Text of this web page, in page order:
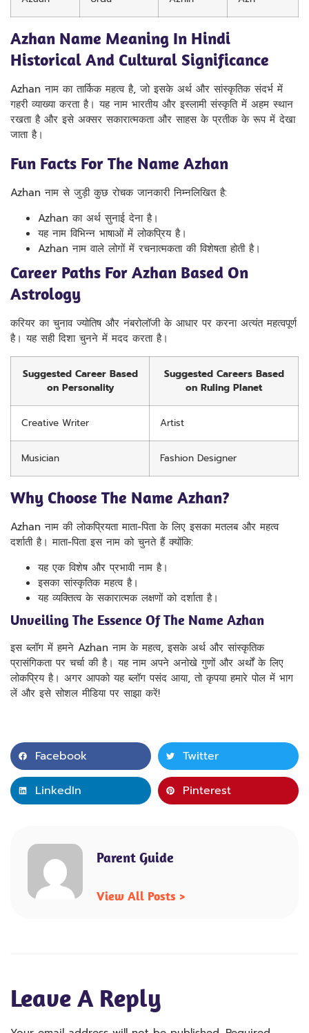
Azhan Name Meaning In Hindi
Historical And Cultural Significance
Azhan नाम का तार्किक महत्व है, जो इसके अर्थ और सांस्कृतिक संदर्भ में
गहरी व्याख्या करता है। यह नाम भारतीय और इस्लामी संस्कृति में अहम स्थान
रखता है और इसे अक्सर सकारात्मकता और साहस के प्रतीक के रूप में देखा
जाता है।
Fun Facts For The Name Azhan
Azhan नाम से जुड़ी कुछ रोचक जानकारी निम्नलिखित है:
Azhan का अर्थ सुनाई देना है।
यह नाम विभिन्न भाषाओं में लोकप्रिय है।
Azhan नाम वाले लोगों में रचनात्मकता की विशेषता होती है।
Career Paths For Azhan Based On
Astrology
करियर का चुनाव ज्योतिष और नंबरोलॉजी के आधार पर करना अत्यंत महत्वपूर्ण
है। यह सही दिशा चुनने में मदद करता है।
Suggested Career Based
on Personality
Suggested Careers Based
on Ruling Planet
Creative Writer Artist
Musician Fashion Designer
Why Choose The Name Azhan?
Azhan नाम की लोकप्रियता माता-पिता के लिए इसका मतलब और महत्व
दर्शाती है। माता-पिता इस नाम को चुनते हैं क्योंकि:
यह एक विशेष और प्रभावी नाम है।
इसका सांस्कृतिक महत्व है।
यह व्यक्तित्व के सकारात्मक लक्षणों को दर्शाता है।
Unveiling The Essence Of The Name Azhan
इस ब्लॉग में हमने Azhan नाम के महत्व, इसके अर्थ और सांस्कृतिक
प्रासंगिकता पर चर्चा की है। यह नाम अपने अनोखे गुणों और अर्थों के लिए
लोकप्रिय है। अगर आपको यह ब्लॉग पसंद आया, तो कृपया हमारे पोल में भाग
लें और इसे सोशल मीडिया पर साझा करें!
Facebook Twitter
LinkedIn Pinterest
Parent Guide
View All Posts >
Leave A Reply